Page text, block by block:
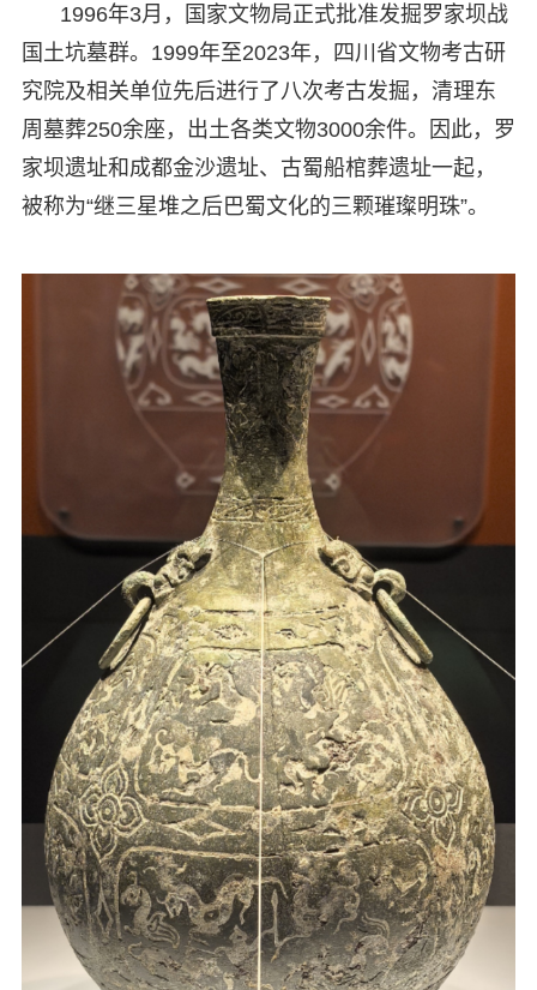
1996年3月，国家文物局正式批准发掘罗家坝战
国土坑墓群。1999年至2023年，四川省文物考古研
究院及相关单位先后进行了八次考古发掘，清理东
周墓葬250余座，出土各类文物3000余件。因此，罗
家坝遗址和成都金沙遗址、古蜀船棺葬遗址一起，
被称为“继三星堆之后巴蜀文化的三颗璀璨明珠”。